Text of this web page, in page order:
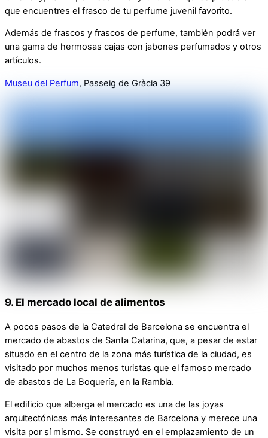
que encuentres el frasco de tu perfume juvenil favorito.
Además de frascos y frascos de perfume, también podrá ver
una gama de hermosas cajas con jabones perfumados y otros
artículos.
Museu del Perfum, Passeig de Gràcia 39
9. El mercado local de alimentos
A pocos pasos de la Catedral de Barcelona se encuentra el
mercado de abastos de Santa Catarina, que, a pesar de estar
situado en el centro de la zona más turística de la ciudad, es
visitado por muchos menos turistas que el famoso mercado
de abastos de La Boquería, en la Rambla.
El edificio que alberga el mercado es una de las joyas
arquitectónicas más interesantes de Barcelona y merece una
visita por sí mismo. Se construyó en el emplazamiento de un